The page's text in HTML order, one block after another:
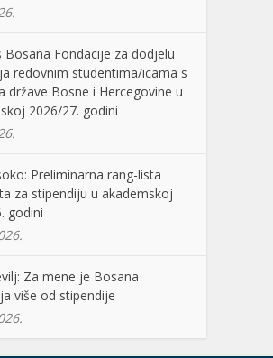
Bosana Fondacije za dodjelu
redovnim studentima/icama s
države Bosne i Hercegovine u
2026/27. godini
Preliminarna rang-lista
za stipendiju u akademskoj
godini
Za mene je Bosana
više od stipendije